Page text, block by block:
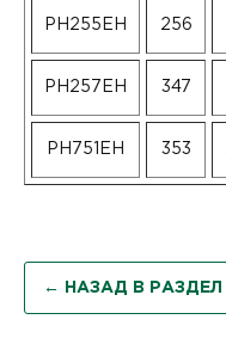
PH255EH 256
PH257EH 347
PH751EH 353
← НАЗАД В РАЗДЕЛ